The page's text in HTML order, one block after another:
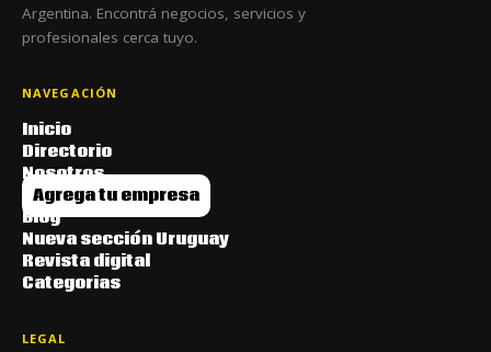
Argentina. Encontrá negocios, servicios y
profesionales cerca tuyo.
NAVEGACIÓN
Inicio
Directorio
Nosotros
Agrega tu empresa
Blog
Nueva sección Uruguay
Revista digital
Categorias
LEGAL